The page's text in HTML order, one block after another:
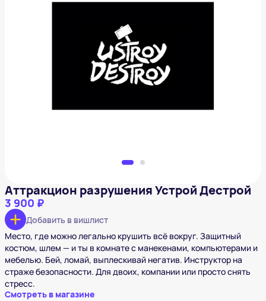
Аттракцион разрушения Устрой Дестрой
3 900 ₽
Добавить в вишлист
Аттракцион разрушения Устрой Дестрой
3 900 ₽
Добавить в вишлист
Место, где можно легально крушить всё вокруг. Защитный
костюм, шлем — и ты в комнате с манекенами, компьютерами и
мебелью. Бей, ломай, выплескивай негатив. Инструктор на
страже безопасности. Для двоих, компании или просто снять
стресс.
Смотреть в магазине